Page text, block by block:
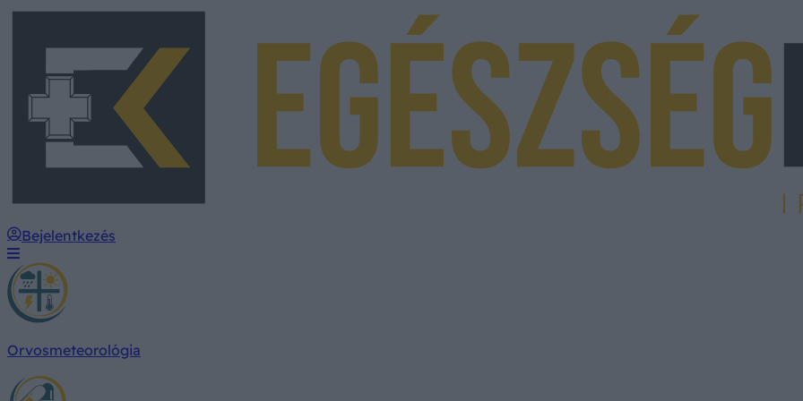
Bejelentkezés
Orvosmeteorológia